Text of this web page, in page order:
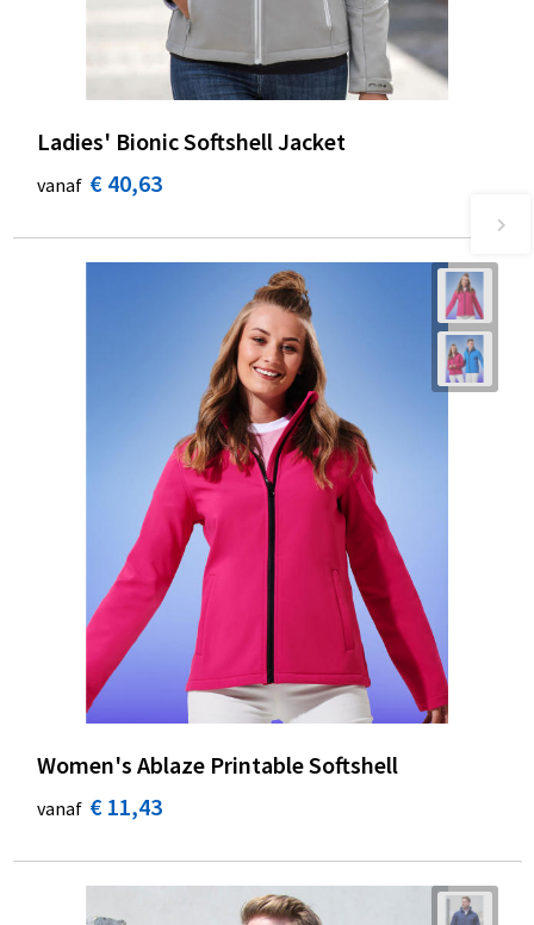
Ladies' Bionic Softshell Jacket
vanaf € 40,63
Women's Ablaze Printable Softshell
vanaf € 11,43